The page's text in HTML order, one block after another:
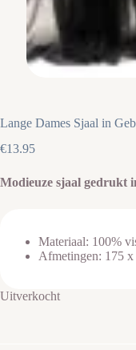
Lange Dames Sjaal in
€13.95
Modieuze sjaal gedrukt
Materiaal: 100%
Afmetingen: 175 x
Uitverkocht